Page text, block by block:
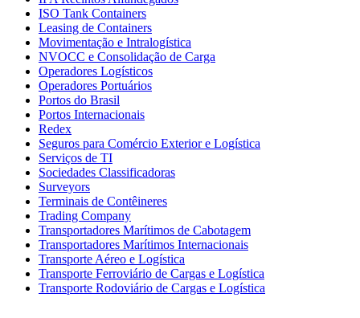
ISO Tank Containers
Leasing de Containers
Movimentação e Intralogística
NVOCC e Consolidação de Carga
Operadores Logísticos
Operadores Portuários
Portos do Brasil
Portos Internacionais
Redex
Seguros para Comércio Exterior e Logística
Serviços de TI
Sociedades Classificadoras
Surveyors
Terminais de Contêineres
Trading Company
Transportadores Marítimos de Cabotagem
Transportadores Marítimos Internacionais
Transporte Aéreo e Logística
Transporte Ferroviário de Cargas e Logística
Transporte Rodoviário de Cargas e Logística